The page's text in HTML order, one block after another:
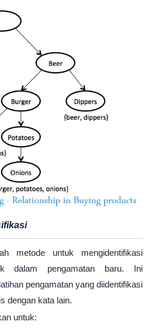
metode untuk mengidentifikasi
dalam pengamatan baru. Ini
pengamatan yang diidentifikasi
dengan kata lain.
untuk: